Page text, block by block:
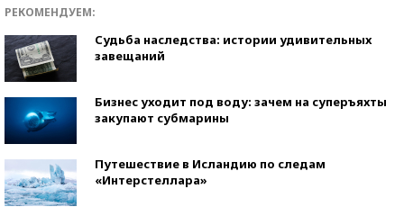
РЕКОМЕНДУЕМ:
Судьба наследства: истории удивительных
завещаний
Бизнес уходит под воду: зачем на суперъяхты
закупают субмарины
Путешествие в Исландию по следам
«Интерстеллара»